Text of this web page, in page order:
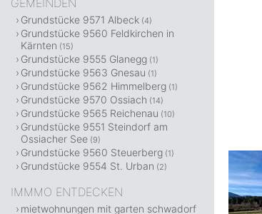
GEMEINDEN
Grundstücke 9571 Albeck (4)
Grundstücke 9560 Feldkirchen in
Kärnten (15)
Grundstücke 9555 Glanegg (1)
Grundstücke 9563 Gnesau (1)
Grundstücke 9562 Himmelberg (1)
Grundstücke 9570 Ossiach (14)
Grundstücke 9565 Reichenau (10)
Grundstücke 9551 Steindorf am
Ossiacher See (9)
Grundstücke 9560 Steuerberg (1)
Grundstücke 9554 St. Urban (2)
IMMMO ENTDECKEN
mietwohnungen mit garten schwadorf